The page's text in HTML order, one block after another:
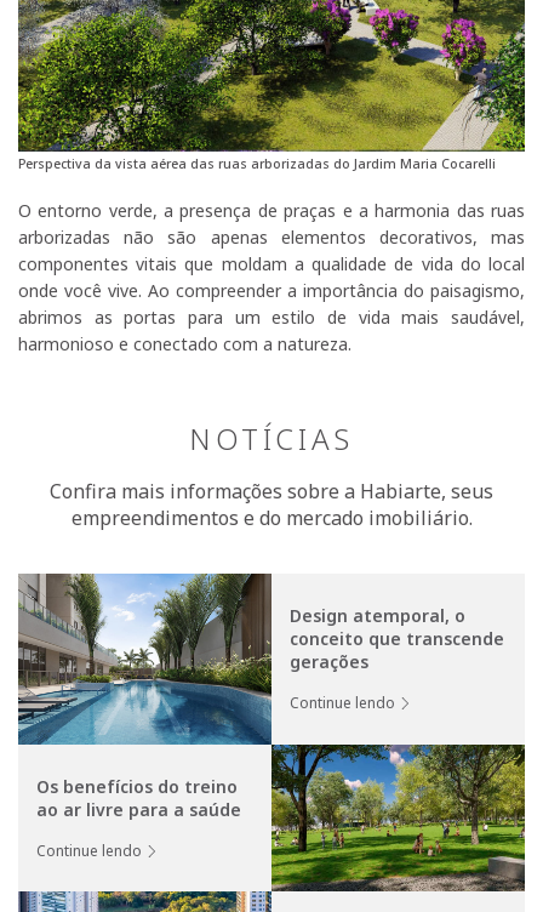
Perspectiva da vista aérea das ruas arborizadas do Jardim Maria Cocarelli
O entorno verde, a presença de praças e a harmonia das ruas
arborizadas não são apenas elementos decorativos, mas
componentes vitais que moldam a qualidade de vida do local
onde você vive. Ao compreender a importância do paisagismo,
abrimos as portas para um estilo de vida mais saudável,
harmonioso e conectado com a natureza.
NOTÍCIAS
Confira mais informações sobre a Habiarte, seus
empreendimentos e do mercado imobiliário.
Design atemporal, o
conceito que transcende
gerações
Continue lendo
Os benefícios do treino
ao ar livre para a saúde
Continue lendo